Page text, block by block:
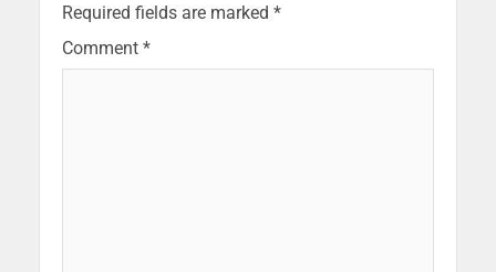
Required fields are marked *
Comment *